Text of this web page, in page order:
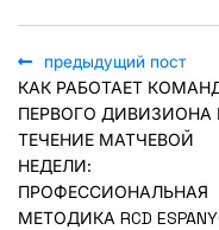
предыдущий пост
КАК РАБОТАЕТ
ПЕРВОГО ДИВИЗИОНА
ТЕЧЕНИЕ МАТЧЕВОЙ
НЕДЕЛИ:
ПРОФЕССИОНАЛЬНАЯ
МЕТОДИКА RCD